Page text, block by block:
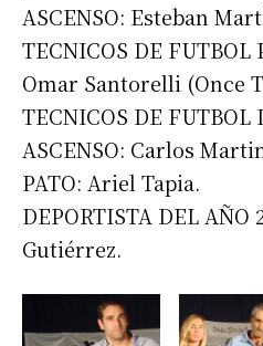
ASCENSO: Esteban
TECNICOS DE
Omar Santorelli (Once
TECNICOS DE FUTBOL
ASCENSO: Carlos
PATO: Ariel Tapia.
DEPORTISTA DEL AÑO
Gutiérrez.